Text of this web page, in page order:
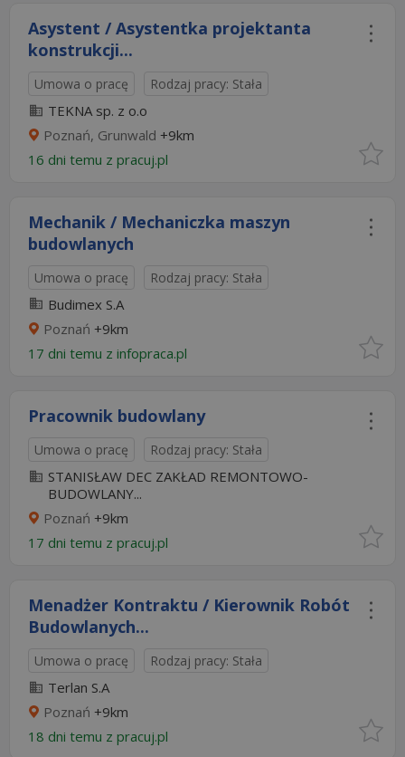
Asystent / Asystentka projektanta
konstrukcji...
Umowa o pracę Rodzaj pracy: Stała
TEKNA sp. z o.o
Poznań, Grunwald +9km
16 dni temu z pracuj.pl
Mechanik / Mechaniczka maszyn
budowlanych
Umowa o pracę Rodzaj pracy: Stała
Budimex S.A
Poznań +9km
17 dni temu z infopraca.pl
Pracownik budowlany
Umowa o pracę Rodzaj pracy: Stała
STANISŁAW DEC ZAKŁAD REMONTOWO-
BUDOWLANY...
Poznań +9km
17 dni temu z pracuj.pl
Menadżer Kontraktu / Kierownik Robót
Budowlanych...
Umowa o pracę Rodzaj pracy: Stała
Terlan S.A
Poznań +9km
18 dni temu z pracuj.pl